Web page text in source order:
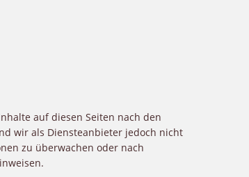
auf diesen Seiten nach den
wir als Diensteanbieter jedoch nicht
zu überwachen oder nach